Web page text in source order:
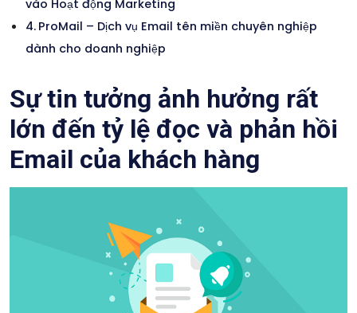
vào Hoạt động Marketing
ProMail – Dịch vụ Email tên miền chuyên nghiệp
dành cho doanh nghiệp
Sự tin tưởng ảnh hưởng rất
lớn đến tỷ lệ đọc và phản hồi
Email của khách hàng